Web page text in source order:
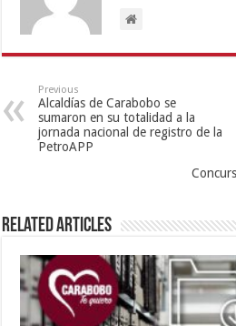
Previous
Alcaldías de Carabobo se
sumaron en su totalidad a la
jornada nacional de registro de la
PetroAPP
Related Articles